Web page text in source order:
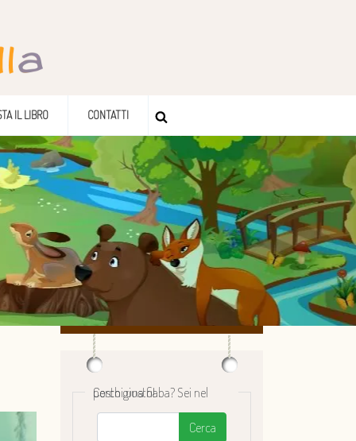
IL LIBRO CONTATTI
Cerchi una fiaba? Sei nel posto giusto!
Cerca